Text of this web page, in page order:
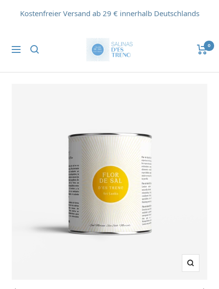
Kostenfreier Versand ab 29 € innerhalb Deutschlands
Navigation
Flor
de
0
Zoom